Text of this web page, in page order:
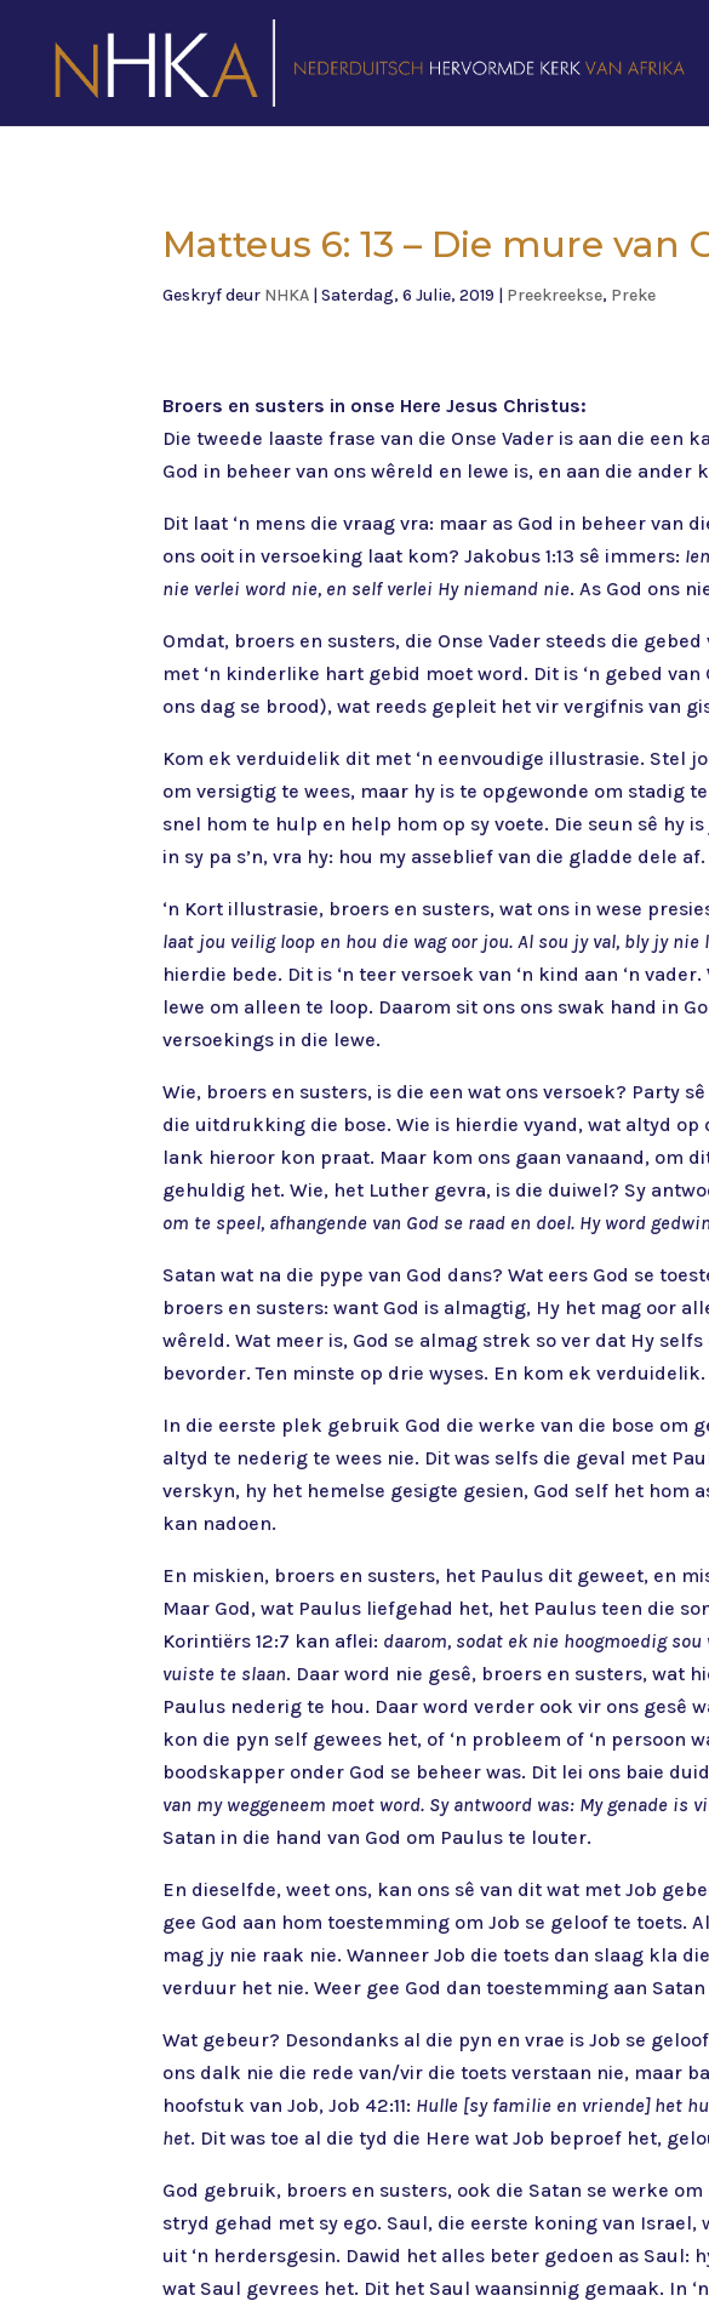
Matteus 6: 13 – Die mure van
Geskryf deur NHKA |Saterdag, 6 Julie, 2019 | Preekreekse, Preke
Broers en susters in onse Here Jesus Christus:
Die tweede laaste frase van die Onse Vader is aan die een
God in beheer van ons wêreld en lewe is, en aan die ander
Dit laat ‘n mens die vraag vra: maar as God in beheer van
ons ooit in versoeking laat kom? Jakobus 1:13 sê immers:
nie verlei word nie, en self verlei Hy niemand nie. As God ons
Omdat, broers en susters, die Onse Vader steeds die
met ‘n kinderlike hart gebid moet word. Dit is ‘n gebed
ons dag se brood), wat reeds gepleit het vir vergifnis van
Kom ek verduidelik dit met ‘n eenvoudige illustrasie. Stel
om versigtig te wees, maar hy is te opgewonde om stadig
snel hom te hulp en help hom op sy voete. Die seun sê hy
in sy pa s’n, vra hy: hou my asseblief van die gladde dele
‘n Kort illustrasie, broers en susters, wat ons in wese
laat jou veilig loop en hou die wag oor jou. Al sou jy val, bly jy
hierdie bede. Dit is ‘n teer versoek van ‘n kind aan ‘n
lewe om alleen te loop. Daarom sit ons ons swak hand in
versoekings in die lewe.
Wie, broers en susters, is die een wat ons versoek? Party
die uitdrukking die bose. Wie is hierdie vyand, wat altyd op
lank hieroor kon praat. Maar kom ons gaan vanaand, om
gehuldig het. Wie, het Luther gevra, is die duiwel? Sy
om te speel, afhangende van God se raad en doel. Hy word
Satan wat na die pype van God dans? Wat eers God se
broers en susters: want God is almagtig, Hy het mag oor
wêreld. Wat meer is, God se almag strek so ver dat Hy
bevorder. Ten minste op drie wyses. En kom ek verduidelik.
In die eerste plek gebruik God die werke van die bose om
altyd te nederig te wees nie. Dit was selfs die geval met
verskyn, hy het hemelse gesigte gesien, God self het hom
kan nadoen.
En miskien, broers en susters, het Paulus dit geweet, en
Maar God, wat Paulus liefgehad het, het Paulus teen die
Korintiërs 12:7 kan aflei: daarom, sodat ek nie hoogmoedig
vuiste te slaan. Daar word nie gesê, broers en susters, wat
Paulus nederig te hou. Daar word verder ook vir ons gesê
kon die pyn self gewees het, of ‘n probleem of ‘n persoon
boodskapper onder God se beheer was. Dit lei ons baie
van my weggeneem moet word. Sy antwoord was: My genade
Satan in die hand van God om Paulus te louter.
En dieselfde, weet ons, kan ons sê van dit wat met Job
gee God aan hom toestemming om Job se geloof te toets.
mag jy nie raak nie. Wanneer Job die toets dan slaag kla
verduur het nie. Weer gee God dan toestemming aan
Wat gebeur? Desondanks al die pyn en vrae is Job se
ons dalk nie die rede van/vir die toets verstaan nie, maar
hoofstuk van Job, Job 42:11: Hulle [sy familie en vriende] het
het. Dit was toe al die tyd die Here wat Job beproef het,
God gebruik, broers en susters, ook die Satan se werke
stryd gehad met sy ego. Saul, die eerste koning van
uit ‘n herdersgesin. Dawid het alles beter gedoen as
wat Saul gevrees het. Dit het Saul waansinnig gemaak. In